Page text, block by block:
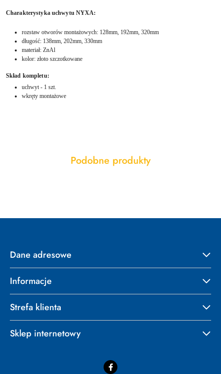
Charakterystyka uchwytu NYXA:
rozstaw otworów montażowych: 128mm, 192mm, 320mm
długość: 138mm, 202mm, 330mm
materiał: ZnAl
kolor: złoto szczotkowane
Skład kompletu:
uchwyt - 1 szt.
wkręty montażowe
Pomiń karuzelę produktów
Produkty
Podobne produkty
Dane adresowe
Informacje
Strefa klienta
Sklep internetowy